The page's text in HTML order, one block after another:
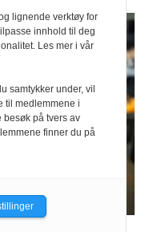
lignende verktøy for
innhold til deg
Les mer i vår
samtykker under, vil
til medlemmene i
besøk på tvers av
finner du på